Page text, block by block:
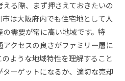
る際、まず押さえておきたいの
は大阪府内でも住宅地として人
需要が常に高い地域です。特
クセスの良さがファミリー層に
ような地域特性を理解すること
ーゲットになるか、適切な売却